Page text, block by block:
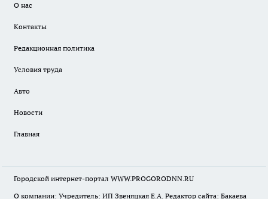
О нас
Контакты
Редакционная политика
Условия труда
Авто
Новости
Главная
Городской интернет-портал WWW.PROGORODNN.RU
О компании: Учредитель: ИП Звеняцкая Е.А. Редактор сайта: Бакаева